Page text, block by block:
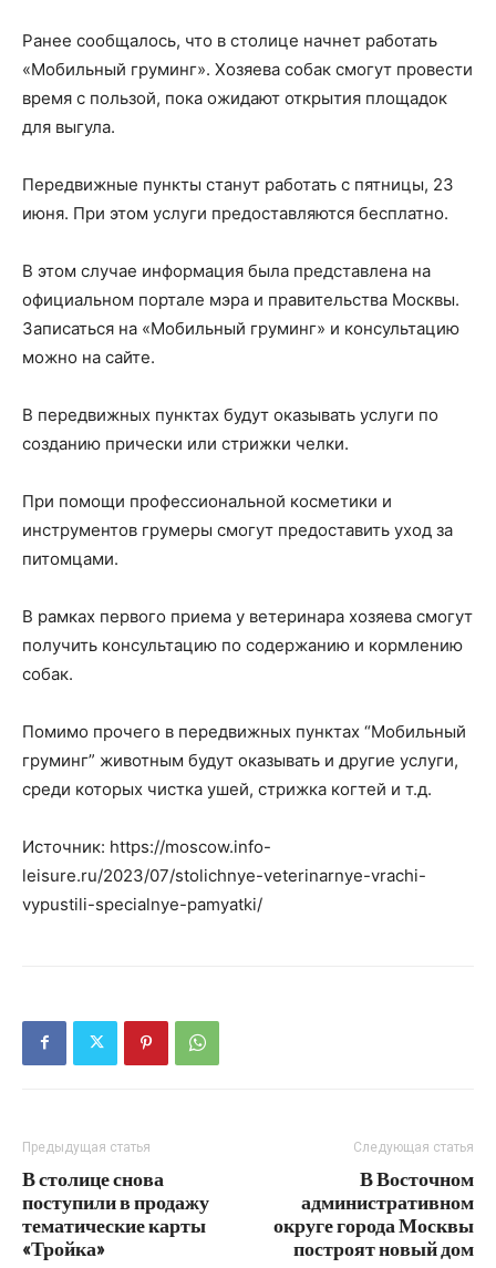
Ранее сообщалось, что в столице начнет работать
«Мобильный груминг». Хозяева собак смогут провести
время с пользой, пока ожидают открытия площадок
для выгула.
Передвижные пункты станут работать с пятницы, 23
июня. При этом услуги предоставляются бесплатно.
В этом случае информация была представлена на
официальном портале мэра и правительства Москвы.
Записаться на «Мобильный груминг» и консультацию
можно на сайте.
В передвижных пунктах будут оказывать услуги по
созданию прически или стрижки челки.
При помощи профессиональной косметики и
инструментов грумеры смогут предоставить уход за
питомцами.
В рамках первого приема у ветеринара хозяева смогут
получить консультацию по содержанию и кормлению
собак.
Помимо прочего в передвижных пунктах “Мобильный
груминг” животным будут оказывать и другие услуги,
среди которых чистка ушей, стрижка когтей и т.д.
Источник: https://moscow.info-
leisure.ru/2023/07/stolichnye-veterinarnye-vrachi-
vypustili-specialnye-pamyatki/
Предыдущая статья
В столице снова
поступили в продажу
тематические карты
«Тройка»
Следующая статья
В Восточном
административном
округе города Москвы
построят новый дом